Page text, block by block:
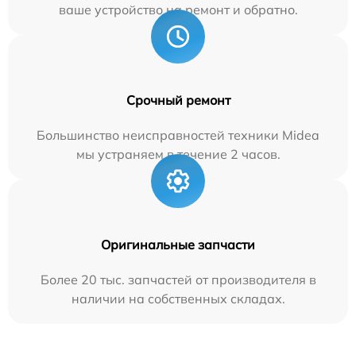
ваше устройство на ремонт и обратно.
Срочный ремонт
Большинство неисправностей техники Midea
мы устраняем в течение 2 часов.
Оригинальные запчасти
Более 20 тыс. запчастей от производителя в
наличии на собственных складах.